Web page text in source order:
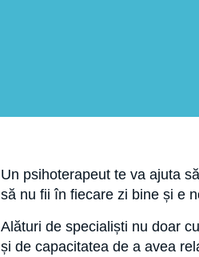
Un psihoterapeut te va ajuta
să nu fii în fiecare zi bine și e
Alături de specialiști nu doar
și de capacitatea de a avea